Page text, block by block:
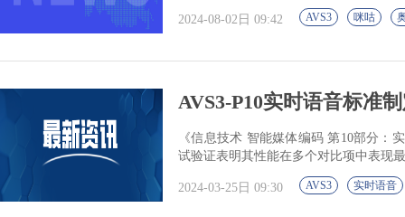
2024-08-02日 09:42 AVS3 咪咕
AVS3-P10实时语音标准
《信息技术 智能媒体编码 第10部分：
试验证表明其性能在多个对比项中表现
2024-03-25日 09:30 AVS3 实时语音